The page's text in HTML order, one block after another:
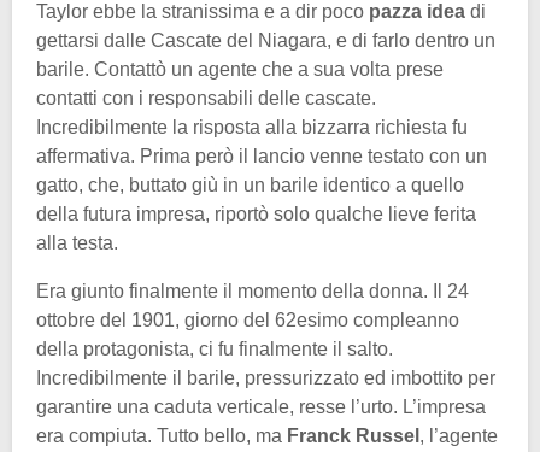
Taylor ebbe la stranissima e a dir poco pazza idea di
gettarsi dalle Cascate del Niagara, e di farlo dentro un
barile. Contattò un agente che a sua volta prese
contatti con i responsabili delle cascate.
Incredibilmente la risposta alla bizzarra richiesta fu
affermativa. Prima però il lancio venne testato con un
gatto, che, buttato giù in un barile identico a quello
della futura impresa, riportò solo qualche lieve ferita
alla testa.
Era giunto finalmente il momento della donna. Il 24
ottobre del 1901, giorno del 62esimo compleanno
della protagonista, ci fu finalmente il salto.
Incredibilmente il barile, pressurizzato ed imbottito per
garantire una caduta verticale, resse l’urto. L’impresa
era compiuta. Tutto bello, ma Franck Russel , l’agente